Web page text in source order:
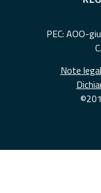
PEC: AOO-
Note